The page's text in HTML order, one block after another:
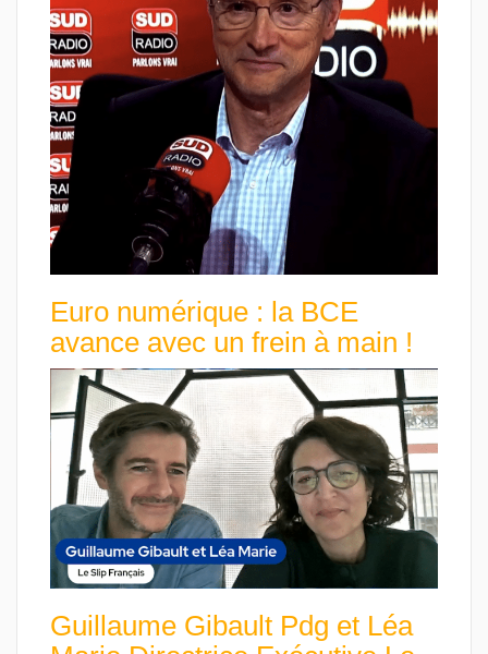
Euro numérique : la BCE
avance avec un frein à main !
Guillaume Gibault Pdg et Léa